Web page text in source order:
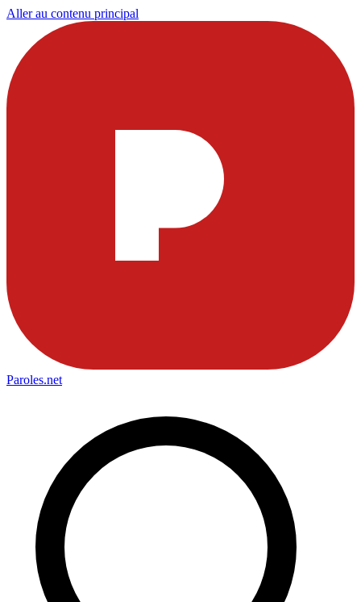
Aller au contenu principal
Paroles.net